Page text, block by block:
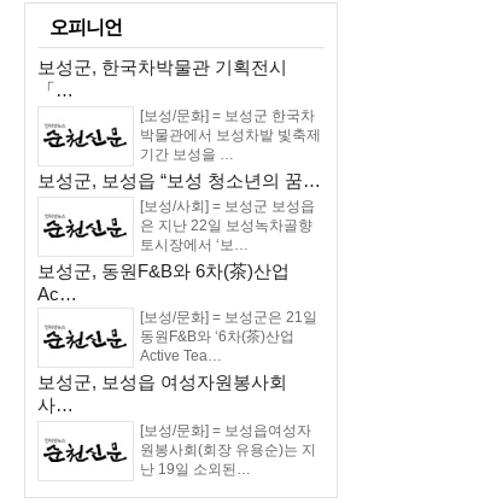
오피니언
보성군, 한국차박물관 기획전시
「…
[보성/문화] = 보성군 한국차
박물관에서 보성차밭 빛축제
기간 보성을 …
보성군, 보성읍 “보성 청소년의 꿈…
[보성/사회] = 보성군 보성읍
은 지난 22일 보성녹차골향
토시장에서 ‘보…
보성군, 동원F&B와 6차(茶)산업
Ac…
[보성/문화] = 보성군은 21일
동원F&B와 ‘6차(茶)산업
Active Tea…
보성군, 보성읍 여성자원봉사회
사…
[보성/문화] = 보성읍여성자
원봉사회(회장 유용순)는 지
난 19일 소외된…